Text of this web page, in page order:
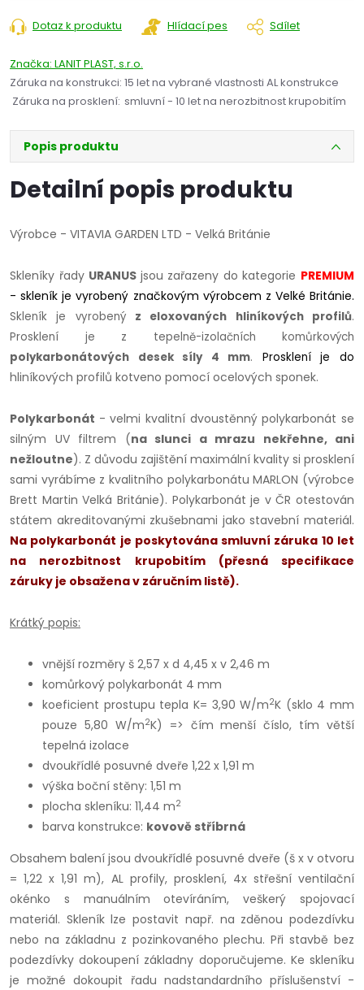
Dotaz k produktu Hlídací pes Sdílet
Značka: LANIT PLAST, s.r.o.
Záruka na konstrukci: 15 let na vybrané vlastnosti AL konstrukce
Záruka na prosklení: smluvní - 10 let na nerozbitnost krupobitím
Popis produktu
Detailní popis produktu
Výrobce - VITAVIA GARDEN LTD - Velká Británie
Skleníky řady URANUS jsou zařazeny do kategorie PREMIUM
- skleník je vyrobený značkovým výrobcem z Velké Británie.
Skleník je vyrobený z eloxovaných hliníkových profilů.
Prosklení je z tepelně-izolačních komůrkových
polykarbonátových desek síly 4 mm. Prosklení je do
hliníkových profilů kotveno pomocí ocelových sponek.
Polykarbonát - velmi kvalitní dvoustěnný polykarbonát se
silným UV filtrem (na slunci a mrazu nekřehne, ani
nežloutne). Z důvodu zajištění maximální kvality si prosklení
sami vyrábíme z kvalitního polykarbonátu MARLON (výrobce
Brett Martin Velká Británie). Polykarbonát je v ČR otestován
státem akreditovanými zkušebnami jako stavební materiál.
Na polykarbonát je poskytována smluvní záruka 10 let
na nerozbitnost krupobitím (přesná specifikace
záruky je obsažena v záručním listě).
Krátký popis:
vnější rozměry š 2,57 x d 4,45 x v 2,46 m
komůrkový polykarbonát 4 mm
koeficient prostupu tepla K= 3,90 W/m2K (sklo 4 mm
pouze 5,80 W/m2K) => čím menší číslo, tím větší
tepelná izolace
dvoukřídlé posuvné dveře 1,22 x 1,91 m
výška boční stěny: 1,51 m
plocha skleníku: 11,44 m2
barva konstrukce: kovově stříbrná
Obsahem balení jsou dvoukřídlé posuvné dveře (š x v otvoru
= 1,22 x 1,91 m), AL profily, prosklení, 4x střešní ventilační
okénko s manuálním otevíráním, veškerý spojovací
materiál. Skleník lze postavit např. na zděnou podezdívku
nebo na základnu z pozinkovaného plechu. Při stavbě bez
podezdívky dokoupení základny doporučujeme. Ke skleníku
je možné dokoupit řadu nadstandardního příslušenství -